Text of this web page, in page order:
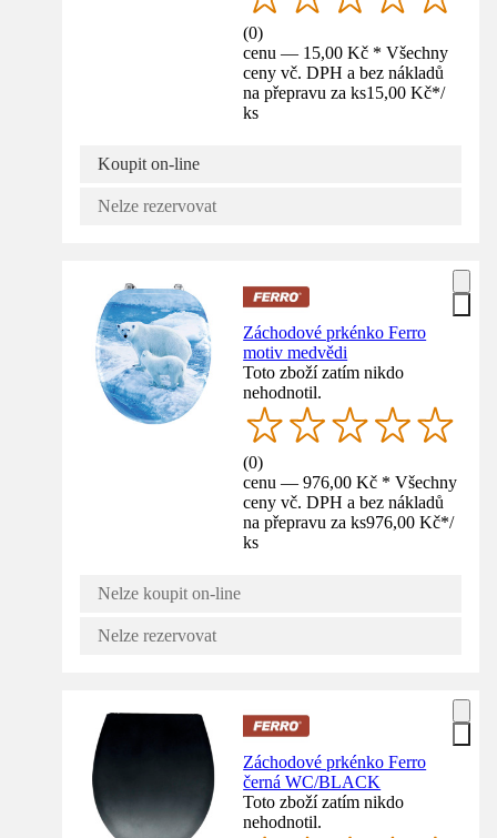
(0)
cenu — 15,00 Kč * Všechny
ceny vč. DPH a bez nákladů
na přepravu za ks15,00 Kč*/
ks
Koupit on-line
Nelze rezervovat
Záchodové prkénko Ferro
motiv medvědi
Toto zboží zatím nikdo
nehodnotil.
(0)
cenu — 976,00 Kč * Všechny
ceny vč. DPH a bez nákladů
na přepravu za ks976,00 Kč*/
ks
Nelze koupit on-line
Nelze rezervovat
Záchodové prkénko Ferro
černá WC/BLACK
Toto zboží zatím nikdo
nehodnotil.